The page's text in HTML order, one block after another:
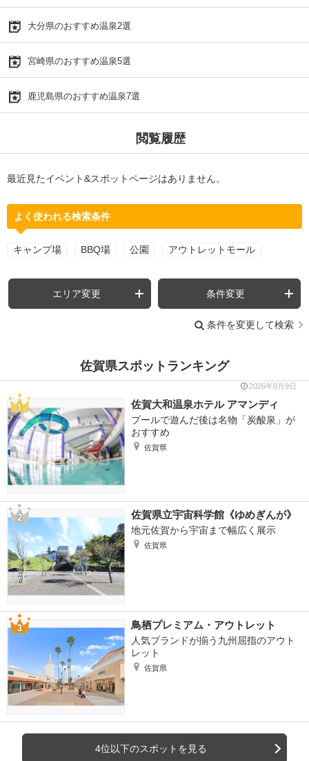
大分県のおすすめ温泉2選
宮崎県のおすすめ温泉5選
鹿児島県のおすすめ温泉7選
閲覧履歴
最近見たイベント&スポットページはありません。
よく使われる検索条件
キャンプ場 BBQ場 公園 アウトレットモール
エリア変更 条件変更
条件を変更して検索
佐賀県スポットランキング
2026年8月9日
佐賀大和温泉ホテル アマンディ
プールで遊んだ後は名物「炭酸泉」が
おすすめ
佐賀県
佐賀県立宇宙科学館《ゆめぎんが》
地元佐賀から宇宙まで幅広く展示
佐賀県
鳥栖プレミアム・アウトレット
人気ブランドが揃う九州屈指のアウト
レット
佐賀県
4位以下のスポットを見る